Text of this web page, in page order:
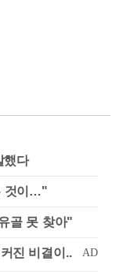
했다
것이…"
골 못 찾아"